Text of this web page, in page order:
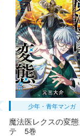
少年・青年マンガ
魔法医レクスの変
テ 5巻